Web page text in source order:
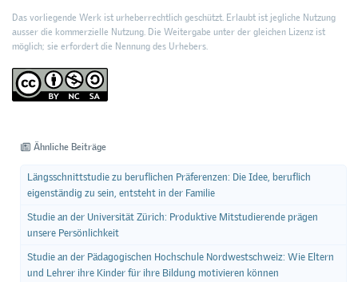
Das vorliegende Werk ist urheberrechtlich geschützt. Erlaubt ist jegliche Nutzung
ausser die kommerzielle Nutzung. Die Weitergabe unter der gleichen Lizenz ist
möglich; sie erfordert die Nennung des Urhebers.
Ähnliche Beiträge
Längsschnittstudie zu beruflichen Präferenzen: Die Idee, beruflich
eigenständig zu sein, entsteht in der Familie
Studie an der Universität Zürich: Produktive Mitstudierende prägen
unsere Persönlichkeit
Studie an der Pädagogischen Hochschule Nordwestschweiz: Wie Eltern
und Lehrer ihre Kinder für ihre Bildung motivieren können